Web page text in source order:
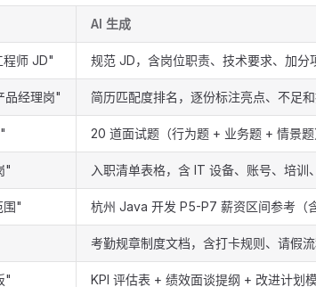
AI 生成
师 JD" 规范 JD，含岗位职责、技术要求、加分
品经理岗" 简历匹配度排名，逐份标注亮点、不足
20 道面试题（行为题 + 业务题 + 情景
" 入职清单表格，含 IT 设备、账号、培训
围" 杭州 Java 开发 P5-P7 薪资区间参考（
考勤规章制度文档，含打卡规则、请假
" KPI 评估表 + 绩效面谈提纲 + 改进计划